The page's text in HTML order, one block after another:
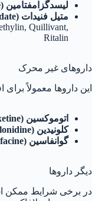
لیسدگزامفتامین (
متیل فنیدات (
Quillivant,
Ritalin
داروهای غیر محرک
این داروها معمولاً برای افراد بالای ۶
اتوموکسین (
کلونیدین (
گوانفاسین (
دیگر داروها
در برخی شرایط ممکن